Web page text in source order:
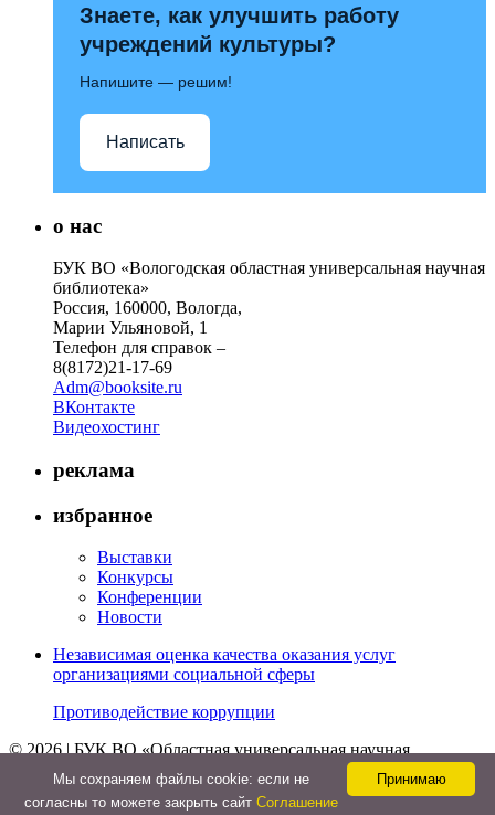
Знаете, как улучшить работу
учреждений культуры?
Напишите — решим!
Написать
о нас
БУК ВО «Вологодская областная универсальная научная
библиотека»
Россия, 160000, Вологда,
Марии Ульяновой, 1
Телефон для справок –
8(8172)21-17-69
Adm@booksite.ru
ВКонтакте
Видеохостинг
реклама
избранное
Выставки
Конкурсы
Конференции
Новости
Независимая оценка качества оказания услуг
организациями социальной сферы
Противодействие коррупции
© 2026 | БУК ВО «Областная универсальная научная
библиотека»
Принимаю
Мы cохраняем файлы cookie: если не
согласны то можете закрыть сайт Соглашение